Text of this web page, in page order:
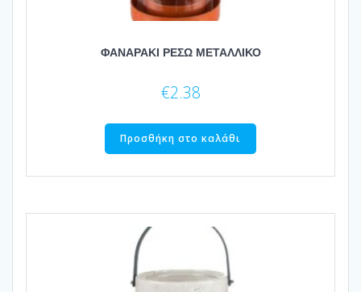
ΦΑΝΑΡΑΚΙ ΡΕΣΩ ΜΕΤΑΛΛΙΚΟ
€2.38
Προσθήκη στο καλάθι